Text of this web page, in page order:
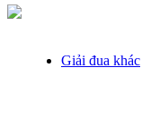
Giải đua khác